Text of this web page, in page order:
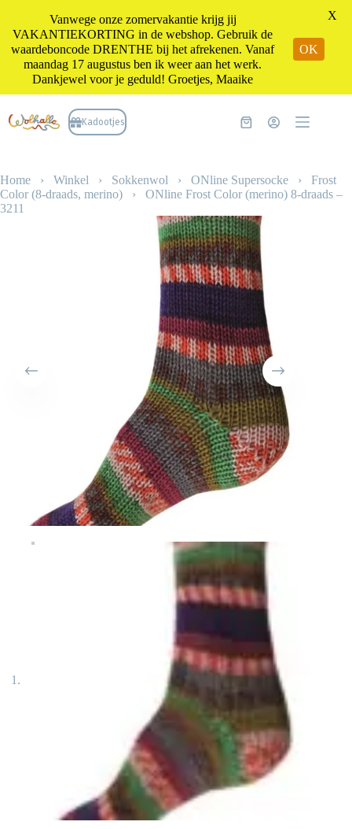
naar
de
Kadootjes Winkelwagen
Home › Winkel › Sokkenwol › ONline Supersocke › Frost
Color (8-draads, merino) › ONline Frost Color (merino) 8-draads –
3211
Vanwege onze zomervakantie krijg jij
VAKANTIEKORTING in de webshop. Gebruik de
waardeboncode DRENTHE bij het afrekenen. Vanaf
maandag 17 augustus ben ik weer aan het werk.
Dankjewel voor je geduld! Groetjes, Maaike
OK
X